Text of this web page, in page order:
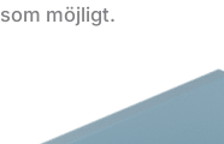
som möjligt.